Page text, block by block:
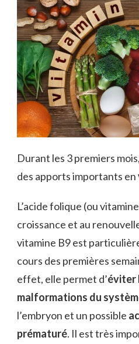
Durant les 3 premiers
des apports importants en
L’acide folique (ou
croissance et au
vitamine B9 est
cours des premières
effet, elle permet d’éviter
malformations du
l’embryon et un possible
prématuré. Il est très